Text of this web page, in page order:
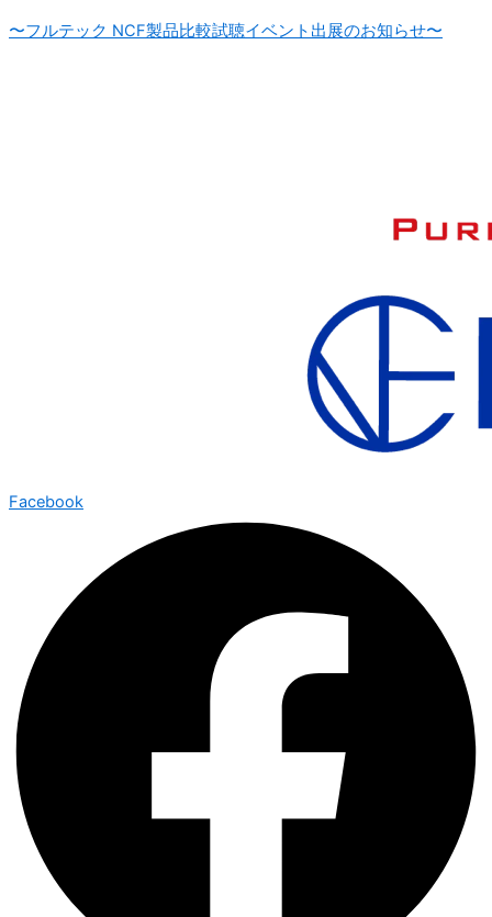
〜フルテック NCF製品比較試聴イベント出展のお知らせ〜
Facebook